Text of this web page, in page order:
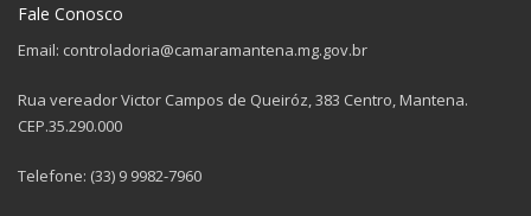
Fale Conosco
Email: controladoria@camaramantena.mg.gov.br
Rua vereador Victor Campos de Queiróz, 383 Centro, Mantena.
CEP.35.290.000
Telefone: (33) 9 9982-7960